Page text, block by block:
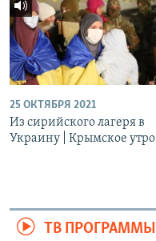
25 ОКТЯБРЯ 2021
Из сирийского лагеря в
Украину | Крымское утро
ТВ ПРОГРАММЫ